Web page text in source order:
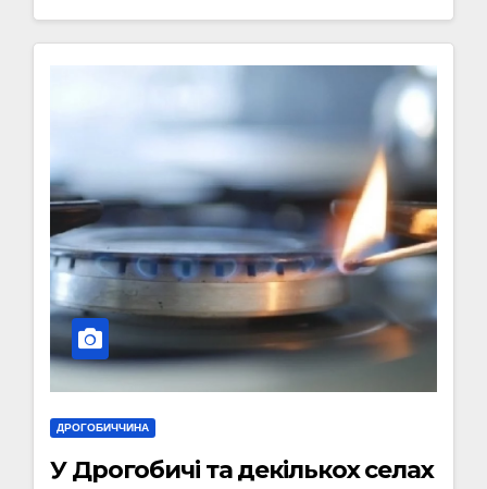
ДРОГОБИЧЧИНА
У Дрогобичі та декількох селах